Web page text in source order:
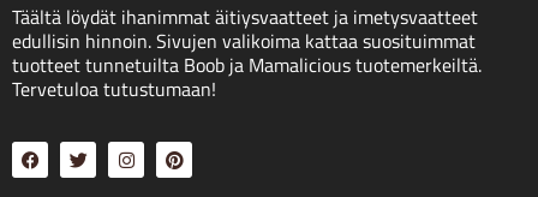
Täältä löydät ihanimmat äitiysvaatteet ja imetysvaatteet
edullisin hinnoin. Sivujen valikoima kattaa suosituimmat
tuotteet tunnetuilta Boob ja Mamalicious tuotemerkeiltä.
Tervetuloa tutustumaan!